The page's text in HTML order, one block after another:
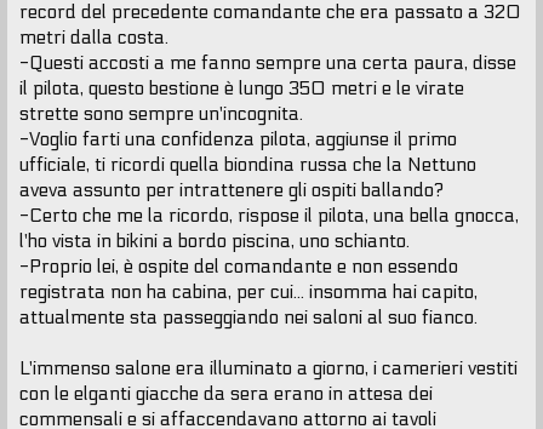
record del precedente comandante che era passato a 320
metri dalla costa.
-Questi accosti a me fanno sempre una certa paura, disse
il pilota, questo bestione è lungo 350 metri e le virate
strette sono sempre un'incognita.
-Voglio farti una confidenza pilota, aggiunse il primo
ufficiale, ti ricordi quella biondina russa che la Nettuno
aveva assunto per intrattenere gli ospiti ballando?
-Certo che me la ricordo, rispose il pilota, una bella gnocca,
l'ho vista in bikini a bordo piscina, uno schianto.
-Proprio lei, è ospite del comandante e non essendo
registrata non ha cabina, per cui... insomma hai capito,
attualmente sta passeggiando nei saloni al suo fianco.
L'immenso salone era illuminato a giorno, i camerieri vestiti
con le elganti giacche da sera erano in attesa dei
commensali e si affaccendavano attorno ai tavoli